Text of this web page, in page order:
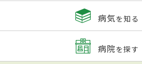
病気を知る
病院を探す